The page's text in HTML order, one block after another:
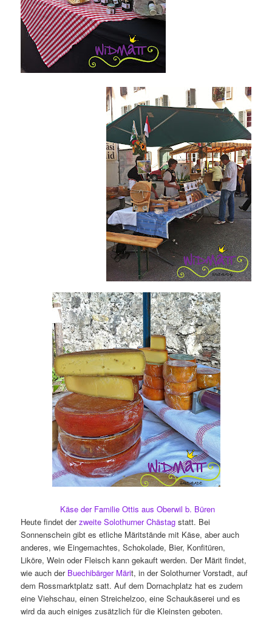
Käse der Familie Ottis aus Oberwil b. Büren
Heute findet derzweite Solothurner Chästag statt. Bei
Sonnenschein gibt es etliche Märitstände mit Käse, aber auch
anderes, wie Eingemachtes, Schokolade, Bier, Konfitüren,
Liköre, Wein oder Fleisch kann gekauft werden. Der Märit findet,
wie auch der Buechibärger Märit, in der Solothurner Vorstadt, auf
dem Rossmarktplatz satt. Auf dem Dornachplatz hat es zudem
eine Viehschau, einen Streichelzoo, eine Schaukäserei und es
wird da auch einiges zusätzlich für die Kleinsten geboten.